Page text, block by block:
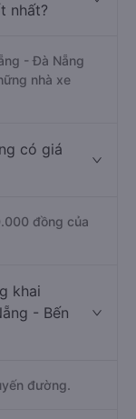
nhất?
- Đà Nẵng
nhà xe
có giá
đồng của
khai
- Bến
đường.